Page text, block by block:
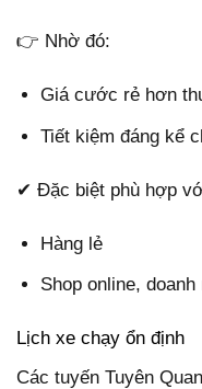
👉 Nhờ đó:
Giá cước rẻ hơn
Tiết kiệm đáng kể
✔ Đặc biệt phù hợp
Hàng lẻ
Shop online, doanh
Lịch xe chạy ổn định
Các tuyến Tuyên